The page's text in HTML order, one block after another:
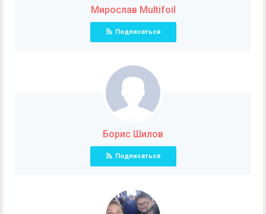
Мирослав Multifoil
Подписаться
Борис Шилов
Подписаться